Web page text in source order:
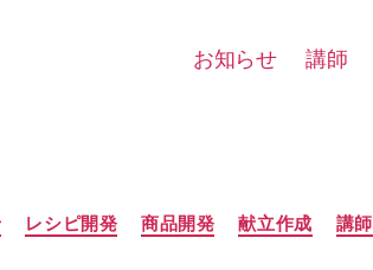
お知らせ 講師
カ
テ
レシピ開発 商品開発 献立作成 講師